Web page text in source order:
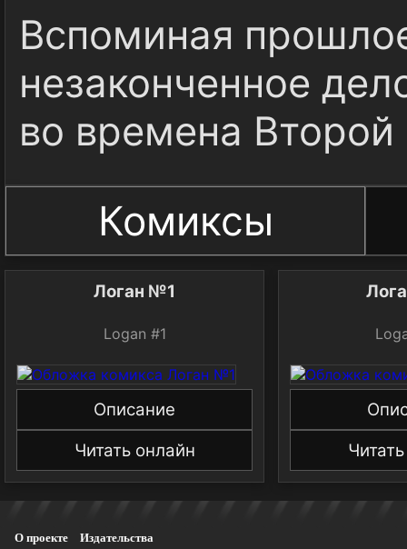
Вспоминая
незаконченное
во времена
Комиксы
Логан №1
Logan #1
Описание
Читать онлайн
О проекте
Издательства